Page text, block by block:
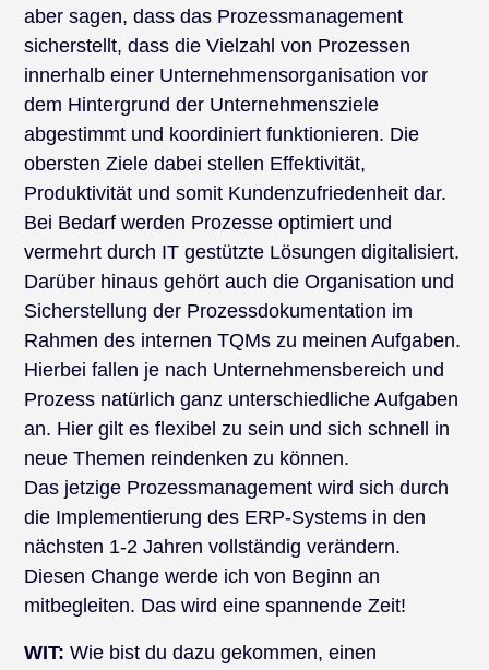
aber sagen, dass das Prozessmanagement
sicherstellt, dass die Vielzahl von Prozessen
innerhalb einer Unternehmensorganisation vor
dem Hintergrund der Unternehmensziele
abgestimmt und koordiniert funktionieren. Die
obersten Ziele dabei stellen Effektivität,
Produktivität und somit Kundenzufriedenheit dar.
Bei Bedarf werden Prozesse optimiert und
vermehrt durch IT gestützte Lösungen digitalisiert.
Darüber hinaus gehört auch die Organisation und
Sicherstellung der Prozessdokumentation im
Rahmen des internen TQMs zu meinen Aufgaben.
Hierbei fallen je nach Unternehmensbereich und
Prozess natürlich ganz unterschiedliche Aufgaben
an. Hier gilt es flexibel zu sein und sich schnell in
neue Themen reindenken zu können.
Das jetzige Prozessmanagement wird sich durch
die Implementierung des ERP-Systems in den
nächsten 1-2 Jahren vollständig verändern.
Diesen Change werde ich von Beginn an
mitbegleiten. Das wird eine spannende Zeit!
WIT: Wie bist du dazu gekommen, einen